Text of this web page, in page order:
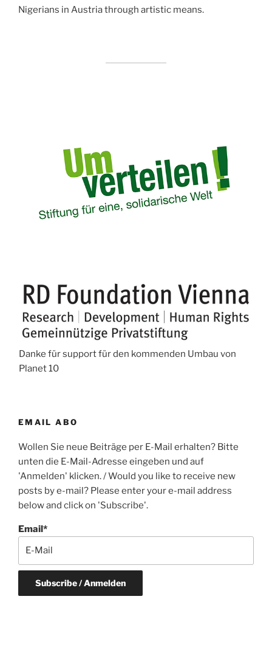
Nigerians in Austria through artistic means.
Danke für support für den kommenden Umbau von
Planet 10
EMAIL ABO
Wollen Sie neue Beiträge per E-Mail erhalten? Bitte
unten die E-Mail-Adresse eingeben und auf
'Anmelden' klicken. / Would you like to receive new
posts by e-mail? Please enter your e-mail address
below and click on 'Subscribe'.
Email*